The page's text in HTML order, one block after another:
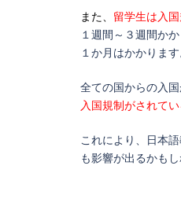
また、 留学生は入
１週間～３週間か
１か月はかかりま
全ての国からの入
入国規制がされて
これにより、日本
も影響が出るかもし